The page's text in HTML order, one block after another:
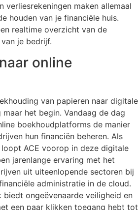
verliesrekeningen maken allemaal
houden van je financiële huis.
realtime overzicht van de
je bedrijf.
online
van papieren naar digitale
het begin. Vandaag de dag
boekhoudplatforms de manier
hun financiën beheren. Als
ACE voorop in deze digitale
jarenlange ervaring met het
uit uiteenlopende sectoren bij
administratie in de cloud.
biedt ongeëvenaarde veiligheid en
een paar klikken toegang hebt tot